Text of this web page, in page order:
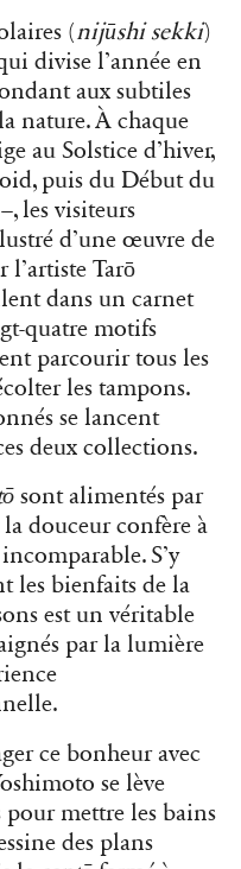
(nijūshi sekki)
divise l’année en
aux subtiles
nature. À chaque
au Solstice d’hiver,
puis du Début du
les visiteurs
d’une œuvre de
l’artiste Tarō
dans un carnet
quatre motifs
parcourir tous les
les tampons.
se lancent
deux collections.
sont alimentés par
douceur confère à
S’y
les bienfaits de la
est un véritable
par la lumière
ce bonheur avec
se lève
pour mettre les bains
des plans